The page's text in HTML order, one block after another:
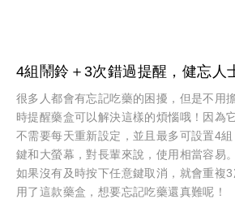
4組鬧鈴＋3次錯過提醒，健忘人
很多人都會有忘記吃藥的困擾，但是不用
時提醒藥盒可以解決這樣的煩惱哦！因為
不需要每天重新設定，並且最多可設置4
鍵和大螢幕，對長輩來說，使用相當容易
如果沒有及時按下任意鍵取消，就會重複3
用了這款藥盒，想要忘記吃藥還真難呢！